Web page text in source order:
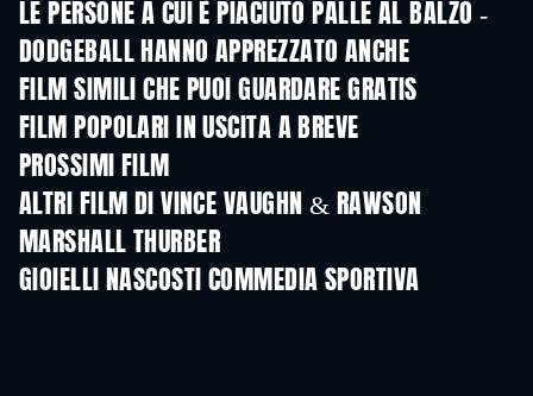
LE PERSONE A CUI È PIACIUTO PALLE AL BALZO -
DODGEBALL HANNO APPREZZATO ANCHE
FILM SIMILI CHE PUOI GUARDARE GRATIS
FILM POPOLARI IN USCITA A BREVE
PROSSIMI FILM
ALTRI FILM DI VINCE VAUGHN & RAWSON
MARSHALL THURBER
GIOIELLI NASCOSTI COMMEDIA SPORTIVA